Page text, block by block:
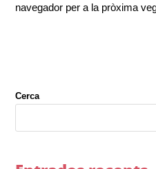
navegador per a la pròxima
Cerca